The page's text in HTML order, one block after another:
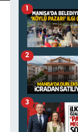
1
2
3